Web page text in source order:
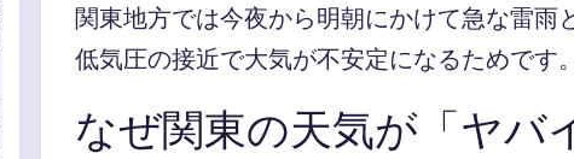
関東地方では今夜から明朝にかけて急な雷雨
低気圧の接近で大気が不安定になるためです。
なぜ関東の天気が「ヤバ